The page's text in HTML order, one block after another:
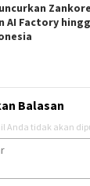
AI Factory
Balasan
Anda tidak akan